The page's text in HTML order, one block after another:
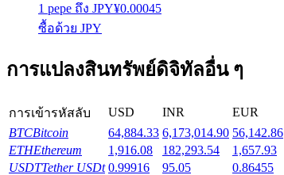
ผลตอบแทนสูงและเข้าถึงได้ทันที
1 pepe ถึง JPY¥0.00045
ซื้อด้วย JPY
การแปลงสินทรัพย์ดิจิทัลอื่น ๆ
การเข้ารหัสลับ USD INR EUR
BTCBitcoin 64,884.33 6,173,014.90 56,142.86
ETHEthereum 1,916.08 182,293.54 1,657.93
USDTTether USDt 0.99916 95.05 0.86455